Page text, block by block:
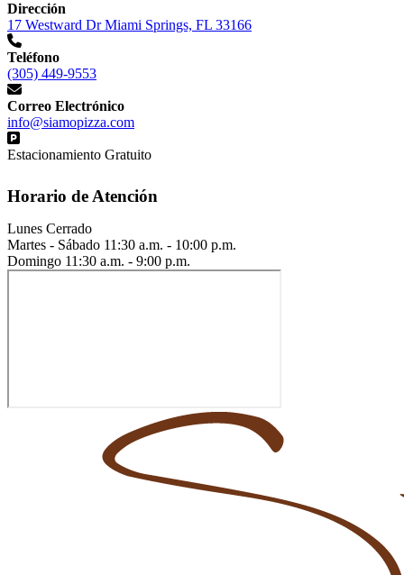
Dirección
17 Westward Dr Miami Springs, FL 33166
Teléfono
(305) 449-9553
Correo Electrónico
info@siamopizza.com
Estacionamiento Gratuito
Horario de Atención
Lunes Cerrado
Martes - Sábado 11:30 a.m. - 10:00 p.m.
Domingo 11:30 a.m. - 9:00 p.m.